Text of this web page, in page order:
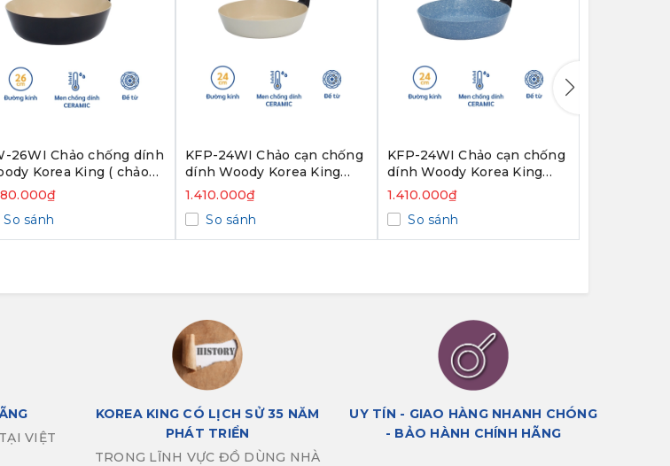
26WI Chảo chống dính
Korea King ( chảo
size 26cm, black) -
chính hãng
So sánh
KFP-24WI Chảo cạn chống
dính Woody Korea King
(size 24cm, white) - Hàng
chính hãng
1.410.000₫
So sánh
KFP-24WI Chảo cạn chống
dính Woody Korea King
(size 24cm, blue) - Hàng
chính hãng
1.410.000₫
So sánh
VIỆT
KOREA KING CÓ LỊCH SỬ 35 NĂM
PHÁT TRIỂN
TRONG LĨNH VỰC ĐỒ DÙNG NHÀ
UY TÍN - GIAO HÀNG NHANH CHÓNG
- BẢO HÀNH CHÍNH HÃNG